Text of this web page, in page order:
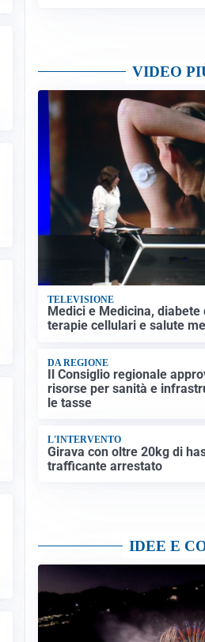
VIDEO
TELEVISIONE
Medici e Medicina,
terapie cellulari e salute
DA REGIONE
Il Consiglio regionale
risorse per sanità e
le tasse
L'INTERVENTO
Girava con oltre 20kg di
trafficante arrestato
IDEE E